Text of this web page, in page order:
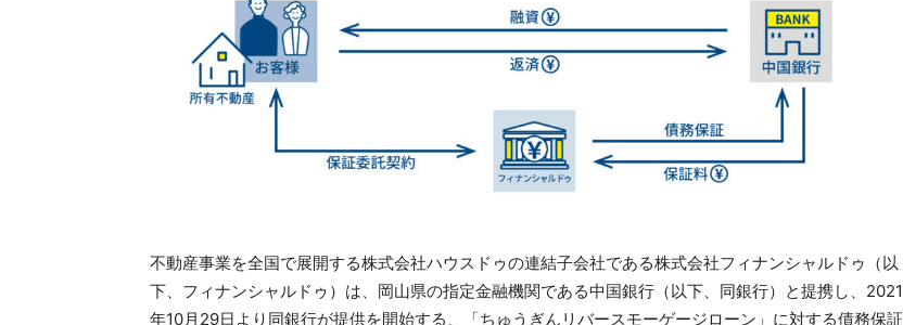
不動産事業を全国で展開する株式会社ハウスドゥの連結子会社である株式会社フィナンシャルドゥ（以
下、フィナンシャルドゥ）は、岡山県の指定金融機関である中国銀行（以下、同銀行）と提携し、2021
年10月29日より同銀行が提供を開始する、「ちゅうぎんリバースモーゲージローン」に対する債務保証